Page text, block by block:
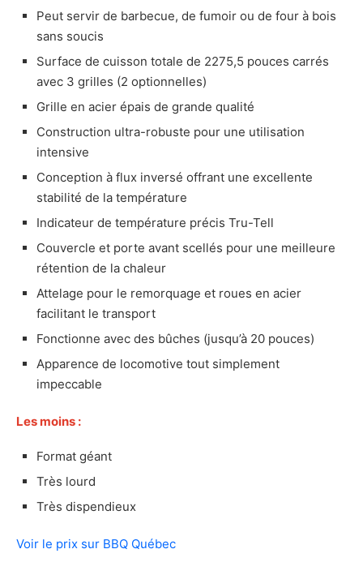
Présentation du Hamrforge Old Iron Sides
Les caractéristiques principales du
Démonstration photo du Hamrforge Old Iron
sides
Mon avis sur le Hamrforge Old Iron Sides
Avantages et inconvénients du Hamrforge
Old Iron Sides
Les plus
Les moins
Notre verdict sur le Hamrforge Old Iron
Présentation du PK Grill PK360
PK360
Démonstration photo et vidéo du PK Grill
PK360
Mon avis sur le PK Grill PK360
Avantages et inconvénients du PK Grill
Les moins
po
Les caractéristiques principales du Kamado
Peut servir de barbecue, de fumoir ou de four à bois
sans soucis
Surface de cuisson totale de 2275,5 pouces carrés
avec 3 grilles (2 optionnelles)
Grille en acier épais de grande qualité
Construction ultra-robuste pour une utilisation
intensive
Conception à flux inversé offrant une excellente
stabilité de la température
Indicateur de température précis Tru-Tell
Couvercle et porte avant scellés pour une meilleure
rétention de la chaleur
Attelage pour le remorquage et roues en acier
facilitant le transport
Fonctionne avec des bûches (jusqu’à 20 pouces)
Apparence de locomotive tout simplement
impeccable
Les moins :
Format géant
Très lourd
Très dispendieux
Voir le prix sur BBQ Québec